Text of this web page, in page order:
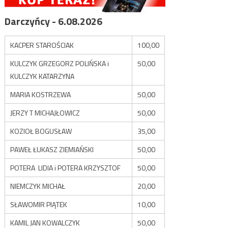
Darczyńcy - 6.08.2026
KACPER STAROŚCIAK
100,00
KULCZYK GRZEGORZ POLIŃSKA i
KULCZYK KATARZYNA
50,00
MARIA KOSTRZEWA
50,00
JERZY T MICHAJŁOWICZ
50,00
KOZIOŁ BOGUSŁAW
35,00
PAWEŁ ŁUKASZ ZIEMIAŃSKI
50,00
POTERA LIDIA i POTERA KRZYSZTOF
50,00
NIEMCZYK MICHAŁ
20,00
SŁAWOMIR PIĄTEK
10,00
KAMIL JAN KOWALCZYK
50,00